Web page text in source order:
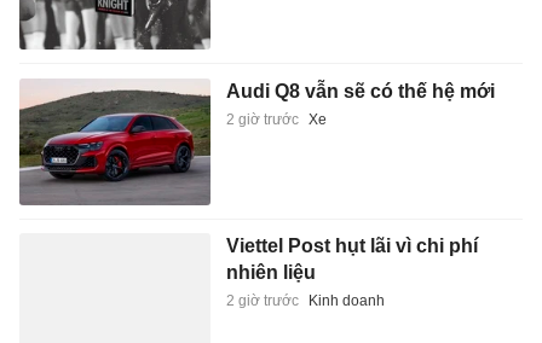
Audi Q8 vẫn sẽ có thế hệ mới
2 giờ trước Xe
Viettel Post hụt lãi vì chi phí
nhiên liệu
2 giờ trước Kinh doanh